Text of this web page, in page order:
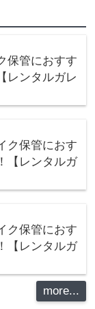
保管におすす
レンタルガレ
ク保管におす
【レンタルガ
ク保管におす
【レンタルガ
more...